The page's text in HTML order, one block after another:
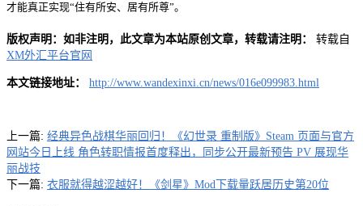
才能真正实现“住有所安、居有所尊”。
版权声明：如非注明，此文章为本站原创文章，转载请注明：
转载自
XM外汇平台官网
本文链接地址： http://www.wandexinxi.cn/news/016e099983.html
上一篇: 经典异色战棋华丽回归！《幻世录 重制版》Steam 页面与官方
网站今日上线 角色转职情报首度释出，同步公开最新预告 PV 展现华
丽战技
下一篇: 衣服就得越涩越好！《剑星》Mod下载量跃居历史第20位